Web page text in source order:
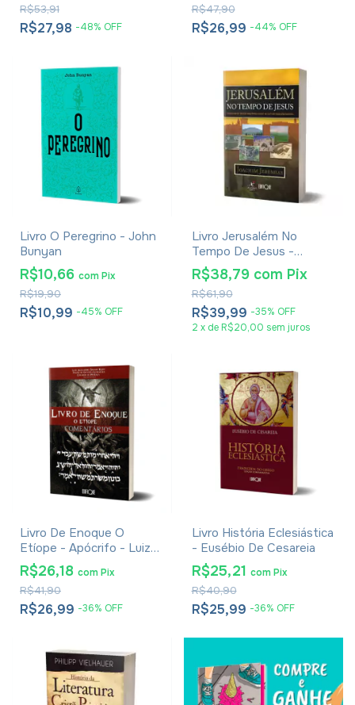
R$27,98 -48% OFF
R$53,91
R$26,99 -44% OFF
R$47,90
Livro O Peregrino - John
Bunyan
R$10,99 -45% OFF
R$19,90
R$10,66 comPix
Livro Jerusalém No
Tempo De Jesus -
Joachim Jeremias -
Impressão 2024
R$39,99 -35% OFF
R$61,90
R$38,79 com Pix
2 x de R$20,00 sem juros
Livro De Enoque O
Etíope - Apócrifo - Luiz
Alexandre Solano Rossi
R$26,99 -36% OFF
R$41,90
R$26,18 comPix
Livro História Eclesiástica
- Eusébio De Cesareia
R$25,99 -36% OFF
R$40,90
R$25,21 com Pix